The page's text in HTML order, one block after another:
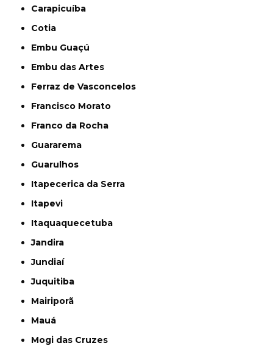
Carapicuíba
Cotia
Embu Guaçú
Embu das Artes
Ferraz de Vasconcelos
Francisco Morato
Franco da Rocha
Guararema
Guarulhos
Itapecerica da Serra
Itapevi
Itaquaquecetuba
Jandira
Jundiaí
Juquitiba
Mairiporã
Mauá
Mogi das Cruzes